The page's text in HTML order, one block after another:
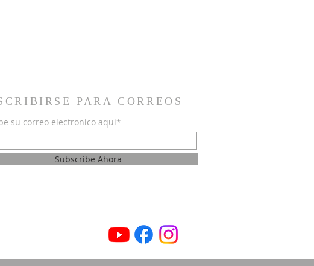
PARA CORREOS
su correo electronico aqui*
Subscribe Ahora